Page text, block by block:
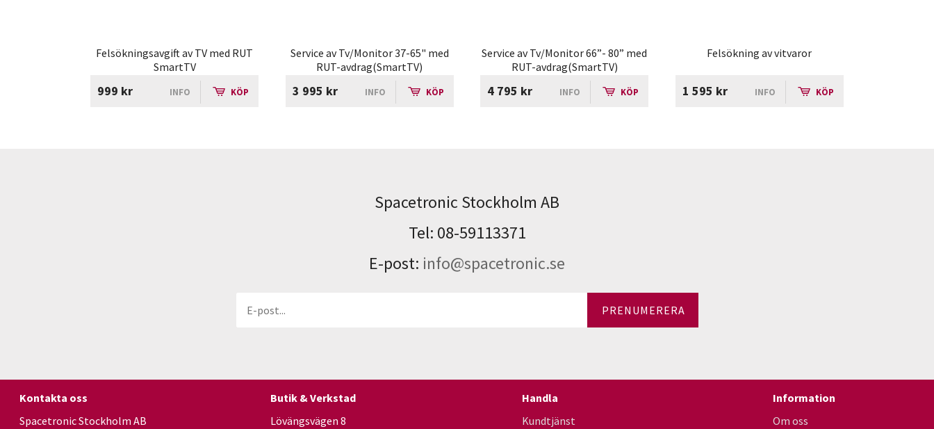
Felsökningsavgift av TV med RUT
SmartTV
999 kr INFO KÖP
Service av Tv/Monitor 37-65" med
RUT-avdrag(SmartTV)
3 995 kr INFO KÖP
Service av Tv/Monitor 66”- 80” med
RUT-avdrag(SmartTV)
4 795 kr INFO KÖP
Felsökning av vitvaror
1 595 kr INFO KÖP
Spacetronic Stockholm AB
Tel: 08-59113371
E-post: info@spacetronic.se
PRENUMERERA
Kontakta oss
Spacetronic Stockholm AB
Butik & Verkstad
Lövängsvägen 8
Handla
Kundtjänst
Information
Om oss